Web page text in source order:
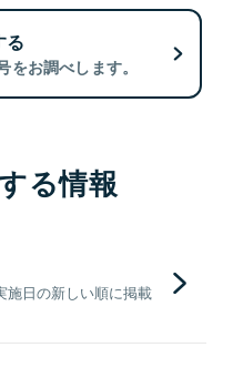
る
お調べします。
る情報
施日の新しい順に掲載